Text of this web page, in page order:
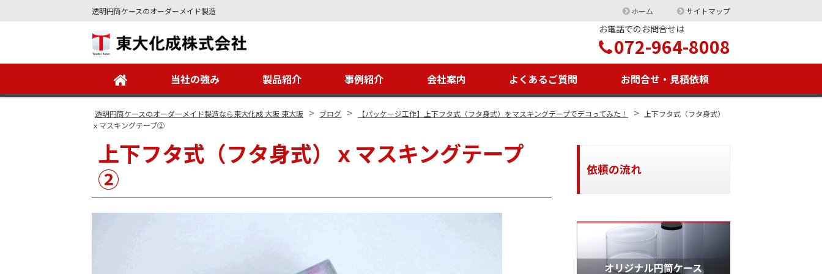
透明円筒ケースのオーダーメイド製造 ホーム サイトマップ
お電話でのお問合せは
072-964-8008
当社の強み 製品紹介 事例紹介 会社案内 よくあるご質問 お問合せ・見積依頼
透明円筒ケースのオーダーメイド製造なら東大化成 大阪 東大阪 > ブログ > 【パッケージ工作】上下フタ式（フタ身式）をマスキングテープでデコってみた！ > 上下フタ式（フタ身式）
ｘマスキングテープ②
上下フタ式（フタ身式）ｘマスキングテープ
②
依頼の流れ